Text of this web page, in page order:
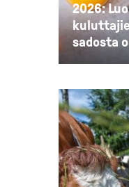
2026:
sadosta